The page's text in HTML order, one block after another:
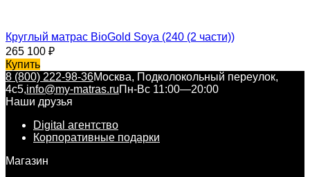
Круглый матрас BioGold Soya (240 (2 части))
265 100 ₽
Купить
8 (800) 222-98-36Москва, Подколокольный переулок,
4с5,info@my-matras.ruПн-Вс 11:00—20:00
Наши друзья
Digital агентство
Корпоративные подарки
Магазин